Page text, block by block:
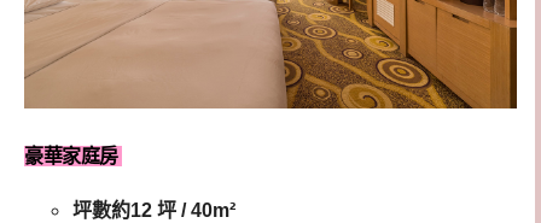
豪華家庭房
坪數約12 坪 / 40m²